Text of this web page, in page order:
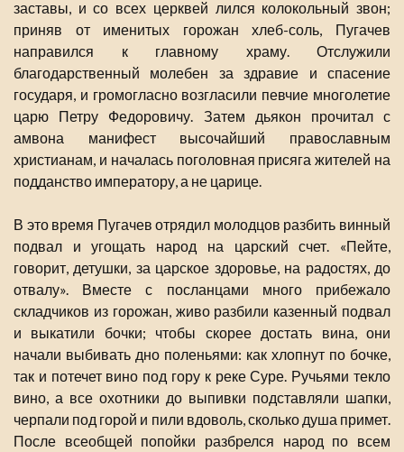
заставы, и со всех церквей лился колокольный звон;
приняв от именитых горожан хлеб-соль, Пугачев
направился к главному храму. Отслужили
благодарственный молебен за здравие и спасение
государя, и громогласно возгласили певчие многолетие
царю Петру Федоровичу. Затем дьякон прочитал с
амвона манифест высочайший православным
христианам, и началась поголовная присяга жителей на
подданство императору, а не царице.
В это время Пугачев отрядил молодцов разбить винный
подвал и угощать народ на царский счет. «Пейте,
говорит, детушки, за царское здоровье, на радостях, до
отвалу». Вместе с посланцами много прибежало
складчиков из горожан, живо разбили казенный подвал
и выкатили бочки; чтобы скорее достать вина, они
начали выбивать дно поленьями: как хлопнут по бочке,
так и потечет вино под гору к реке Суре. Ручьями текло
вино, а все охотники до выпивки подставляли шапки,
черпали под горой и пили вдоволь, сколько душа примет.
После всеобщей попойки разбрелся народ по всем